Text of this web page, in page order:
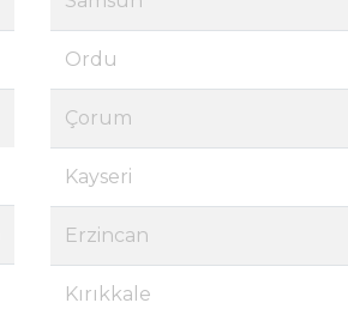
Ordu
Çorum
Kayseri
Erzincan
Kırıkkale